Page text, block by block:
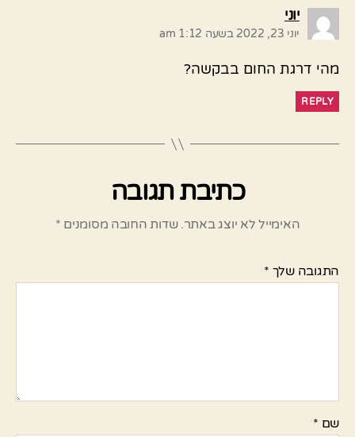
יוני
יוני 23, 2022 בשעה 1:12 am
מהי דרגת החום בבקשה?
REPLY
כתיבת תגובה
האימייל לא יוצג באתר. שדות החובה מסומנים *
התגובה שלך *
שם *